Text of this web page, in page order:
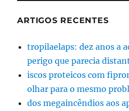
ARTIGOS RECENTES
tropilaelaps: dez anos a
perigo que parecia
iscos proteicos com
olhar para o mesmo
dos megaincêndios aos